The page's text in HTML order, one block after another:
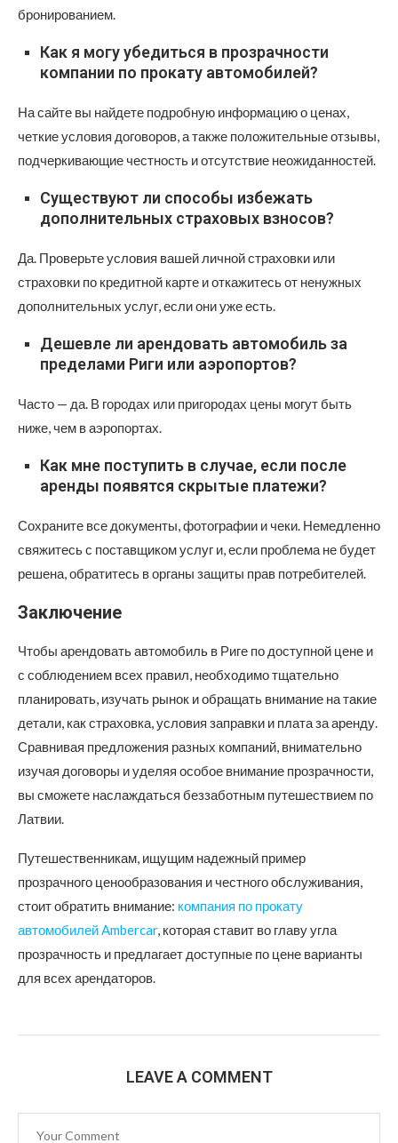
бронированием.
Как я могу убедиться в прозрачности
компании по прокату автомобилей?
На сайте вы найдете подробную информацию о ценах,
четкие условия договоров, а также положительные отзывы,
подчеркивающие честность и отсутствие неожиданностей.
Существуют ли способы избежать
дополнительных страховых взносов?
Да. Проверьте условия вашей личной страховки или
страховки по кредитной карте и откажитесь от ненужных
дополнительных услуг, если они уже есть.
Дешевле ли арендовать автомобиль за
пределами Риги или аэропортов?
Часто — да. В городах или пригородах цены могут быть
ниже, чем в аэропортах.
Как мне поступить в случае, если после
аренды появятся скрытые платежи?
Сохраните все документы, фотографии и чеки. Немедленно
свяжитесь с поставщиком услуг и, если проблема не будет
решена, обратитесь в органы защиты прав потребителей.
Заключение
Чтобы арендовать автомобиль в Риге по доступной цене и
с соблюдением всех правил, необходимо тщательно
планировать, изучать рынок и обращать внимание на такие
детали, как страховка, условия заправки и плата за аренду.
Сравнивая предложения разных компаний, внимательно
изучая договоры и уделяя особое внимание прозрачности,
вы сможете наслаждаться беззаботным путешествием по
Латвии.
Путешественникам, ищущим надежный пример
прозрачного ценообразования и честного обслуживания,
стоит обратить внимание: компания по прокату
автомобилей Ambercar, которая ставит во главу угла
прозрачность и предлагает доступные по цене варианты
для всех арендаторов.
LEAVE A COMMENT